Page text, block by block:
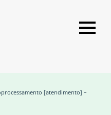
[atendimento] –